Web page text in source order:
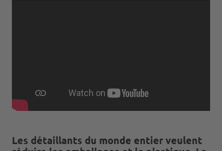
Les détaillants du monde entier veulent